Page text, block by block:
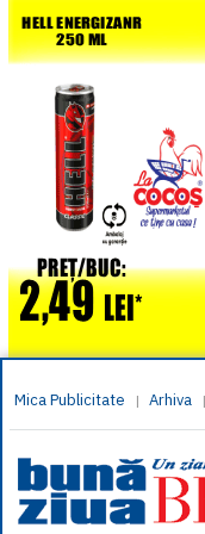
Mica Publicitate | Arhiva |